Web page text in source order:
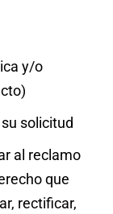
y/o
solicitud
al reclamo
que
rectificar,